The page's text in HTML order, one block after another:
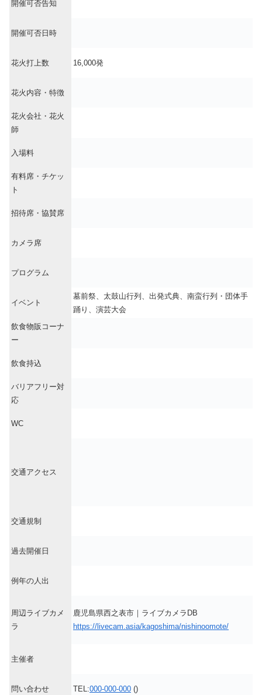
開催可否告知
開催可否日時
花火打上数 16,000発
花火内容・特徴
花火会社・花火
師
入場料
有料席・チケッ
ト
招待席・協賛席
カメラ席
プログラム
イベント
墓前祭、太鼓山行列、出発式典、南蛮行列・団体手
踊り、演芸大会
飲食物販コーナ
ー
飲食持込
バリアフリー対
応
WC
交通アクセス
交通規制
過去開催日
例年の人出
周辺ライブカメ
ラ
鹿児島県西之表市｜ライブカメラDB
https://livecam.asia/kagoshima/nishinoomote/
主催者
問い合わせ TEL:000-000-000 ()